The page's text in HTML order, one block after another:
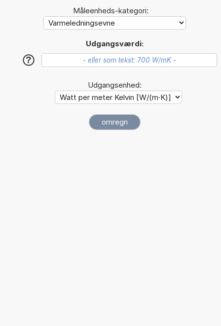
Måleenheds-kategori:
Udgangsværdi:
?
Udgangsenhed: